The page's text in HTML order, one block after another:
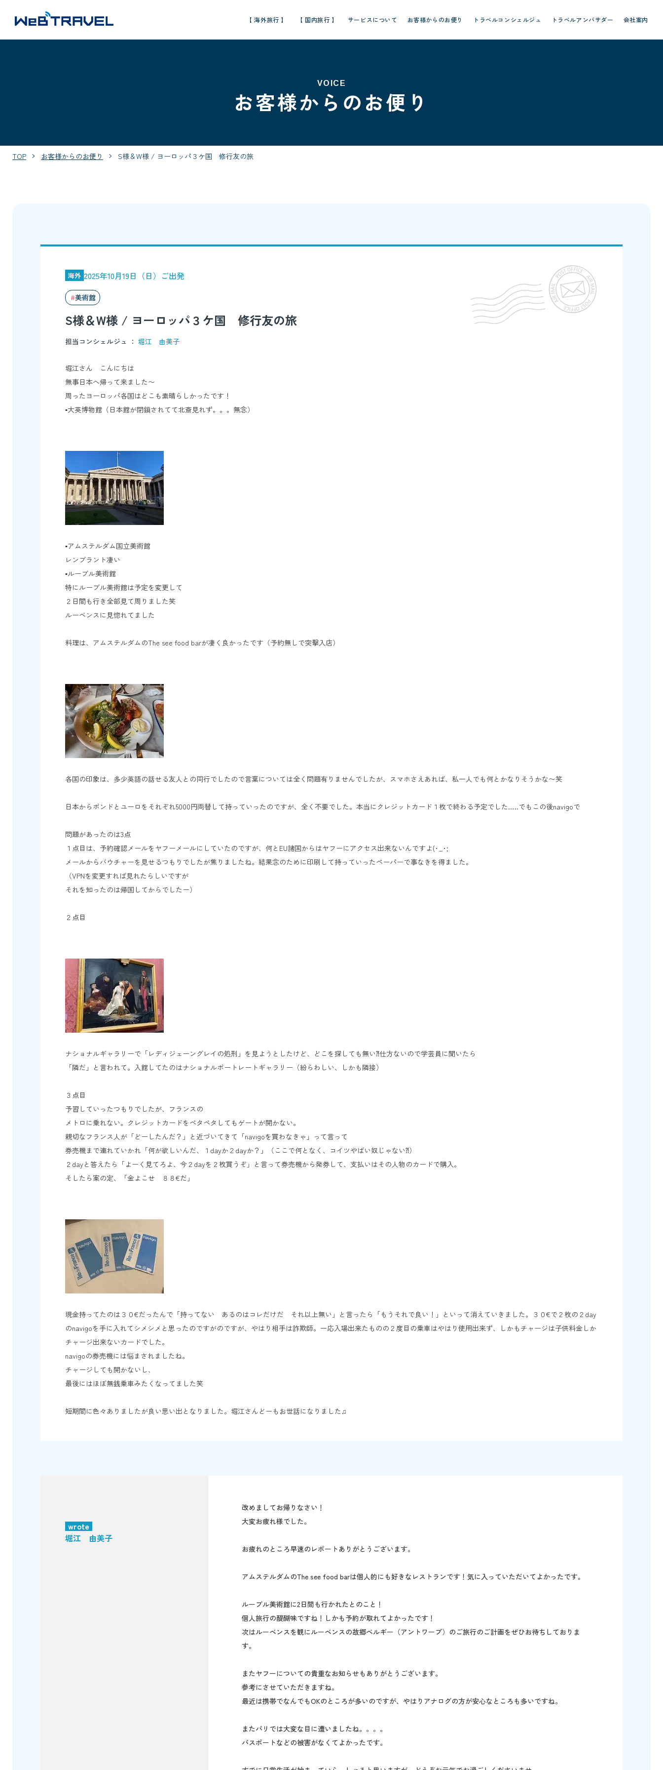
【 海外旅行 】 【 国内旅行 】 サービスについて お客様からのお便り トラベルコンシェルジュ トラベルアンバサダー 会社案内
VOICE
お客様からのお便り
TOP お客様からのお便り S様＆W様 / ヨーロッパ３ケ国 修行友の旅
海外 2025年10月19日（日）ご出発
美術館
S様＆W様 / ヨーロッパ３ケ国 修行友の旅
担当コンシェルジュ ： 堀江 由美子
堀江さん こんにちは
無事日本へ帰って来ました〜
周ったヨーロッパ各国はどこも素晴らしかったです！
▪️大英博物館（日本館が閉鎖されてて北斎見れず。。。無念）
▪️アムステルダム国立美術館
レンブラント凄い
▪️ルーブル美術館
特にルーブル美術館は予定を変更して
２日間も行き全部見て周りました笑
ルーベンスに見惚れてました
料理は、アムステルダムのThe see food barが凄く良かったです（予約無しで突撃入店）
各国の印象は、多少英語の話せる友人との同行でしたので言葉については全く問題有りませんでしたが、スマホさえあれば、私一人でも何とかなりそうかな〜笑
日本からポンドとユーロをそれぞれ5000円両替して持っていったのですが、全く不要でした。本当にクレジットカード１枚で終わる予定でした…..でもこの後navigoで
問題があったのは3点
１点目は、予約確認メールをヤフーメールにしていたのですが、何とEU諸国からはヤフーにアクセス出来ないんですよ(･_･;
メールからバウチャーを見せるつもりでしたが焦りましたね。結果念のために印刷して持っていったペーパーで事なきを得ました。
（VPNを変更すれば見れたらしいですが
それを知ったのは帰国してからでしたー）
２点目
ナショナルギャラリーで「レディジェーングレイの処刑」を見ようとしたけど、どこを探しても無い⁈仕方ないので学芸員に聞いたら
「隣だ」と言われて。入館してたのはナショナルポートレートギャラリー（紛らわしい、しかも隣接）
３点目
予習していったつもりでしたが、フランスの
メトロに乗れない。クレジットカードをペタペタしてもゲートが開かない。
親切なフランス人が「どーしたんだ？」と近づいてきて「navigoを買わなきゃ」って言って
券売機まで連れていかれ「何が欲しいんだ、１dayか２dayか？」（ここで何となく、コイツやばい奴じゃない⁈）
２dayと答えたら「よーく見てろよ、今２dayを２枚買うぞ」と言って券売機から発券して、支払いはその人物のカードで購入。
そしたら案の定、「金よこせ ８８€だ」
現金持ってたのは３０€だったんで「持ってない あるのはコレだけだ それ以上無い」と言ったら「もうそれで良い！」といって消えていきました。３０€で２枚の２day
のnavigoを手に入れてシメシメと思ったのですがのですが、やはり相手は詐欺師。一応入場出来たものの２度目の乗車はやはり使用出来ず、しかもチャージは子供料金しか
チャージ出来ないカードでした。
navigoの券売機には悩まされましたね。
チャージしても開かないし、
最後にはほぼ無銭乗車みたくなってました笑
短期間に色々ありましたが良い思い出となりました。堀江さんどーもお世話になりました♫
wrote
堀江 由美子
改めましてお帰りなさい！
大変お疲れ様でした。
お疲れのところ早速のレポートありがとうございます。
アムステルダムのThe see food barは個人的にも好きなレストランです！気に入っていただいてよかったです。
ルーブル美術館に2日間も行かれたとのこと！
個人旅行の醍醐味ですね！しかも予約が取れてよかったです！
次はルーベンスを観にルーベンスの故郷ベルギー（アントワープ）のご旅行のご計画をぜひお待ちしておりま
す。
またヤフーについての貴重なお知らせもありがとうございます。
参考にさせていただきますね。
最近は携帯でなんでもOKのところが多いのですが、やはりアナログの方が安心なところも多いですね。
またパリでは大変な目に遭いましたね。。。。
パスポートなどの被害がなくてよかったです。